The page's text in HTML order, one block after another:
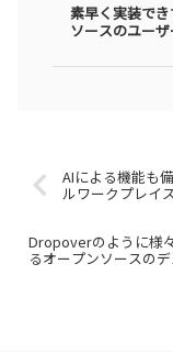
素早く実装で
ソースのユー
AIによる機能も
ルワークプレイ
Dropoverのように様
るオープンソースの